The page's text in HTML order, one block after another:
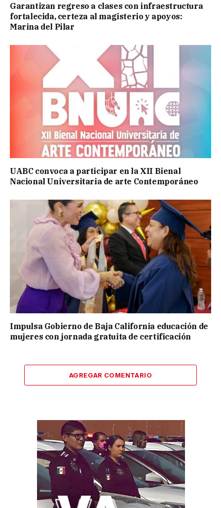
Garantizan regreso a clases con infraestructura
fortalecida, certeza al magisterio y apoyos:
Marina del Pilar
UABC convoca a participar en la XII Bienal
Nacional Universitaria de arte Contemporáneo
Impulsa Gobierno de Baja California educación de
mujeres con jornada gratuita de certificación
AGREGAR COMENTARIO